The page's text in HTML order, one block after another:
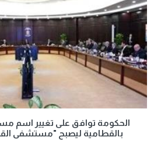
الحكومة توافق على تغيير اسم
بالقطامية ليصبح "مستشفى